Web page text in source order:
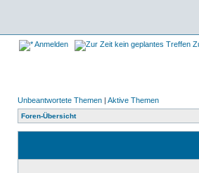
Anmelden
Unbeantwortete Themen | Aktive Themen
Foren-Übersicht